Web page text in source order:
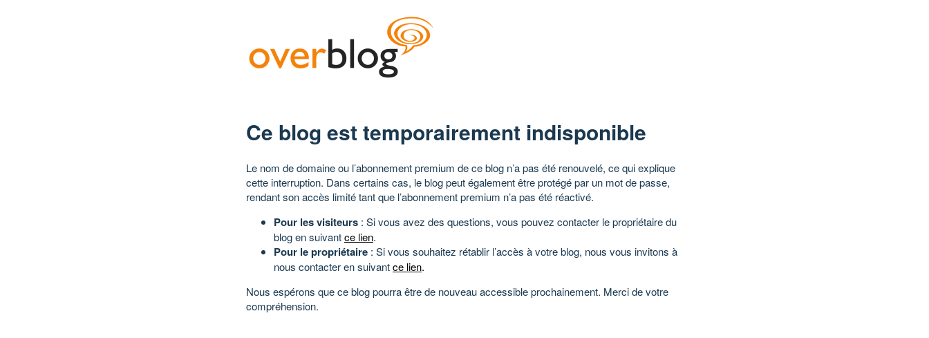
Ce blog est temporairement indisponible
Le nom de domaine ou l’abonnement premium de ce blog n’a pas été renouvelé, ce qui explique
cette interruption. Dans certains cas, le blog peut également être protégé par un mot de passe,
rendant son accès limité tant que l’abonnement premium n’a pas été réactivé.
Pour les visiteurs : Si vous avez des questions, vous pouvez contacter le propriétaire du
blog en suivantce lien.
Pour le propriétaire : Si vous souhaitez rétablir l’accès à votre blog, nous vous invitons à
nous contacter en suivantce lien.
Nous espérons que ce blog pourra être de nouveau accessible prochainement. Merci de votre
compréhension.